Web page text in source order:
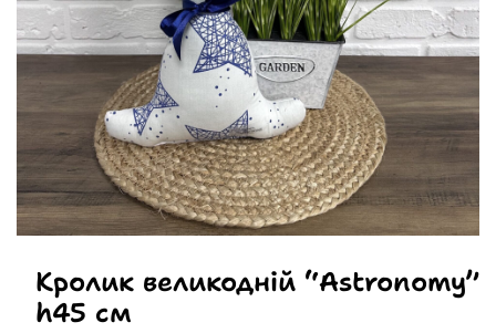
Кролик великодній “Astronomy”
h45 см